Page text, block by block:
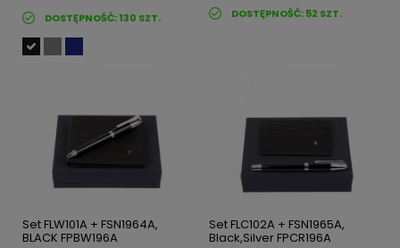
DOSTĘPNOŚĆ:130 SZT. DOSTĘPNOŚĆ:52 SZT.
Set FLW101A + FSN1964A,
BLACK FPBW196A
Set FLC102A + FSN1965A,
Black,Silver FPCR196A